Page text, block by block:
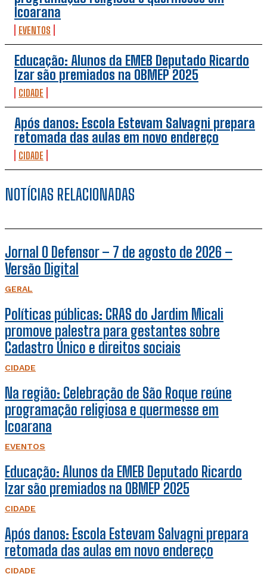
Icoarana
EVENTOS
Educação: Alunos da EMEB Deputado Ricardo
Izar são premiados na OBMEP 2025
CIDADE
Após danos: Escola Estevam Salvagni prepara
retomada das aulas em novo endereço
CIDADE
NOTÍCIAS RELACIONADAS
Jornal O Defensor – 7 de agosto de 2026 –
Versão Digital
GERAL
Políticas públicas: CRAS do Jardim Micali
promove palestra para gestantes sobre
Cadastro Único e direitos sociais
CIDADE
Na região: Celebração de São Roque reúne
programação religiosa e quermesse em
Icoarana
EVENTOS
Educação: Alunos da EMEB Deputado Ricardo
Izar são premiados na OBMEP 2025
CIDADE
Após danos: Escola Estevam Salvagni prepara
retomada das aulas em novo endereço
CIDADE